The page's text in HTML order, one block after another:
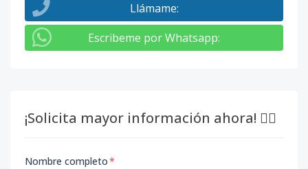
Llámame:
Escribeme por Whatsapp:
¡Solicita mayor información ahora! 👇🏽
Nombre completo*